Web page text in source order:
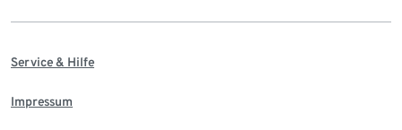
Service & Hilfe
Impressum